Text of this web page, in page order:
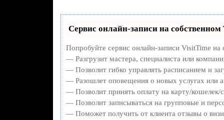
Сервис онлайн-записи на собственном
Попробуйте сервис онлайн-записи VisitTime
— Разгрузит мастера, специалиста или
— Позволит гибко управлять расписанием и
— Разошлет оповещения о новых услугах или
— Позволит принять оплату на карту/кошелек/
— Позволит записываться на групповые и
— Поможет получить от клиента отзывы о